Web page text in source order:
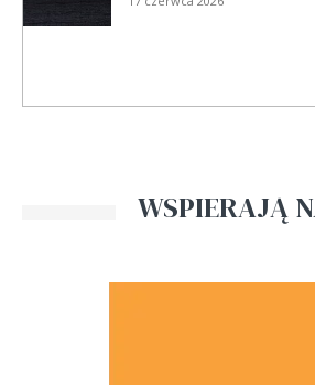
WSPIERAJĄ